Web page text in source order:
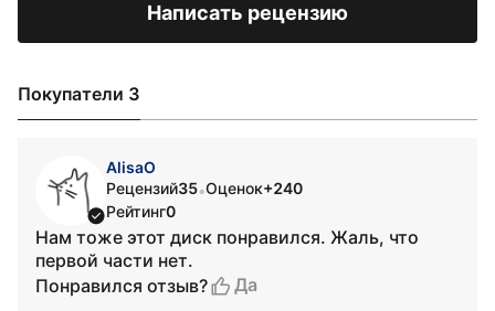
Написать рецензию
Покупатели 3
AlisaO
Рецензий35•Оценок+240
Рейтинг0
Нам тоже этот диск понравился. Жаль, что
первой части нет.
Понравился отзыв?
Да